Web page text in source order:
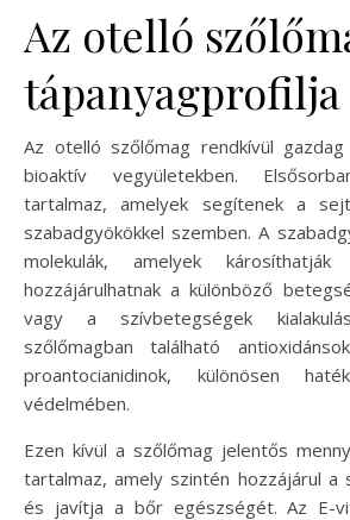
Az otelló
tápanyagprofilja
Az otelló szőlőmag rendkívül
bioaktív vegyületekben.
tartalmaz, amelyek segítenek a
szabadgyökökkel szemben. A
molekulák, amelyek
hozzájárulhatnak a különböző
vagy a szívbetegségek
szőlőmagban található
proantocianidinok, különösen
védelmében.
Ezen kívül a szőlőmag jelentős
tartalmaz, amely szintén hozzájárul a
és javítja a bőr egészségét. Az E-